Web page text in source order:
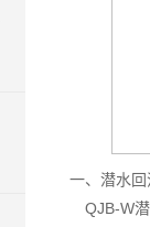
一、潜水
QJB-W潜